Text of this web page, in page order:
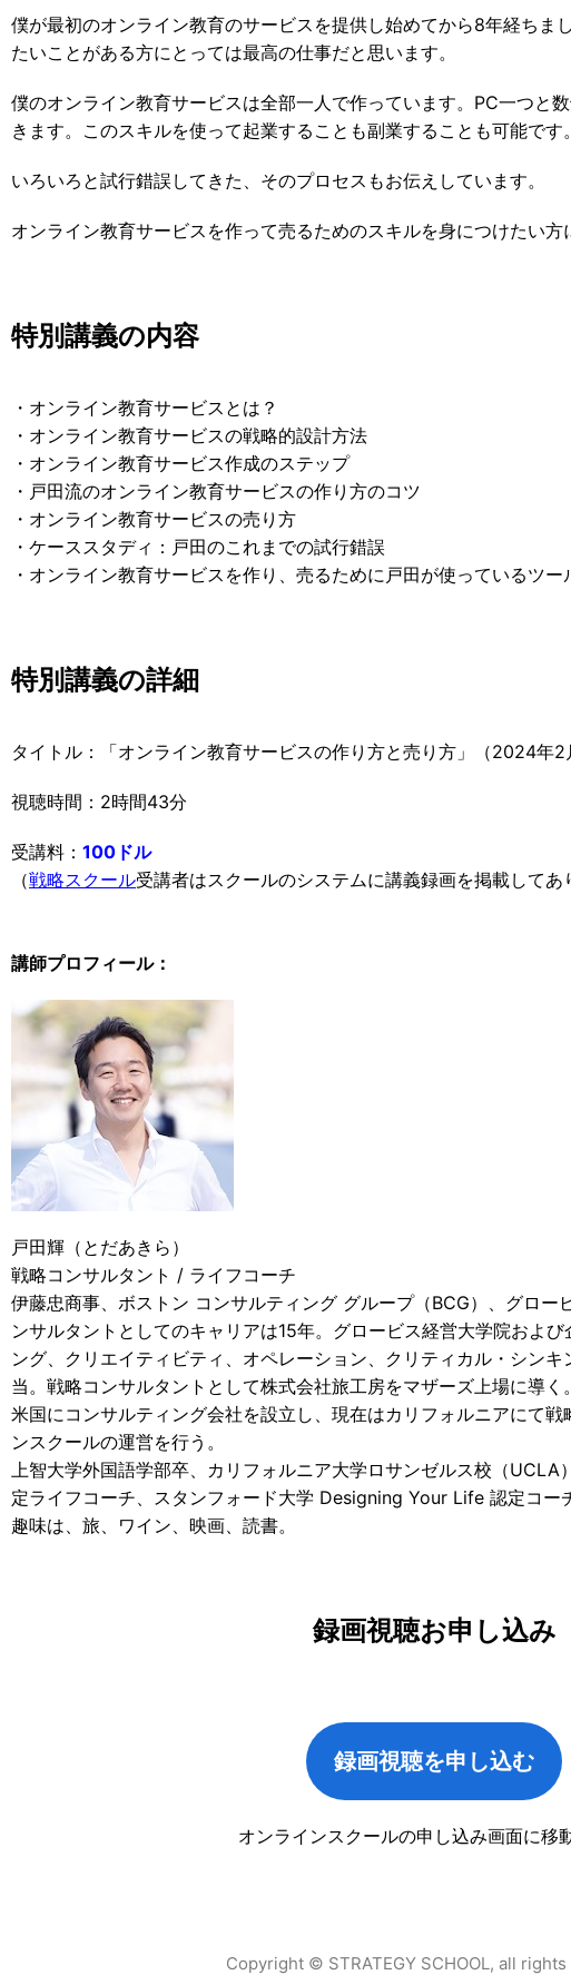
僕が最初のオンライン教育のサービスを提供し始めてから8年経ちまし
たいことがある方にとっては最高の仕事だと思います。
僕のオンライン教育サービスは全部一人で作っています。PC一つと
きます。このスキルを使って起業することも副業することも可能です。
いろいろと試行錯誤してきた、そのプロセスもお伝えしています。
オンライン教育サービスを作って売るためのスキルを身につけたい方
特別講義の内容
・オンライン教育サービスとは？
・オンライン教育サービスの戦略的設計方法
・オンライン教育サービス作成のステップ
・戸田流のオンライン教育サービスの作り方のコツ
・オンライン教育サービスの売り方
・ケーススタディ：戸田のこれまでの試行錯誤
・オンライン教育サービスを作り、売るために戸田が使っているツ
特別講義の詳細
タイトル：「オンライン教育サービスの作り方と売り方」（2024年2
視聴時間：2時間43分
受講料： 100ドル
（戦略スクール受講者はスクールのシステムに講義録画を掲載してあ
講師プロフィール：
戸田輝（とだあきら）
戦略コンサルタント / ライフコーチ
伊藤忠商事、ボストン コンサルティング グループ（BCG）、グロー
ンサルタントとしてのキャリアは15年。グロービス経営大学院およ
ング、クリエイティビティ、オペレーション、クリティカル・シン
当。戦略コンサルタントとして株式会社旅工房をマザーズ上場に導く。
米国にコンサルティング会社を設立し、現在はカリフォルニアにて
ンスクールの運営を行う。
上智大学外国語学部卒、カリフォルニア大学ロサンゼルス校（UCLA
定ライフコーチ、スタンフォード大学 Designing Your Life 認定コー
趣味は、旅、ワイン、映画、読書。
録画視聴お申し込み
録画視聴を申し込む
オンラインスクールの申し込み画面に移
Copyright © STRATEGY SCHOOL, all